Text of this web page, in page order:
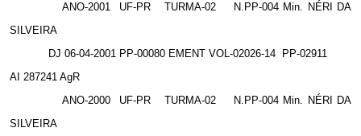
ANO-2001
UF-PR TURMA-02
N.PP-004 Min. NÉRI DA
SILVEIRA
DJ 06-04-2001 PP-00080 EMENT VOL-02026-14
PP-02911
AI 287241 AgR
ANO-2000
UF-PR TURMA-02
N.PP-004 Min. NÉRI DA
SILVEIRA